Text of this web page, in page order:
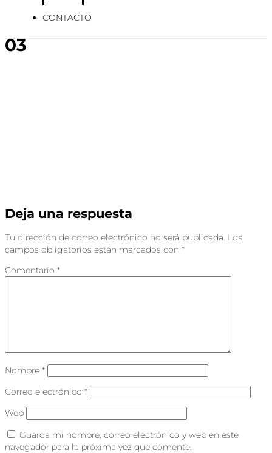
CONTACTO
03
Deja una respuesta
Tu dirección de correo electrónico no será publicada. Los
campos obligatorios están marcados con *
Comentario *
Nombre *
Correo electrónico *
Web
Guarda mi nombre, correo electrónico y web en este
navegador para la próxima vez que comente.